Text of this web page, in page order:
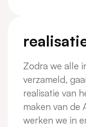
Zodra we alle
verzameld,
realisatie van
maken van de
werken we in